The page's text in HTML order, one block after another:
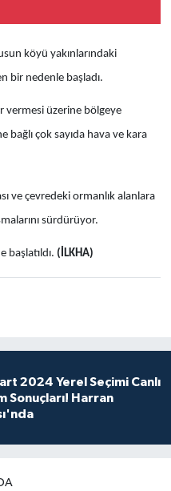
köyü yakınlarındaki
bir nedenle başladı.
vermesi üzerine bölgeye
çok sayıda hava ve kara
ve çevredeki ormanlık alanlara
sürdürüyor.
başlatıldı. (İLKHA)
2024 Yerel Seçimi Canlı
Sonuçları! Harran